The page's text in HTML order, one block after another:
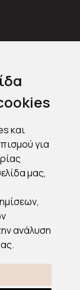
και
για
μας,
ανάλυση